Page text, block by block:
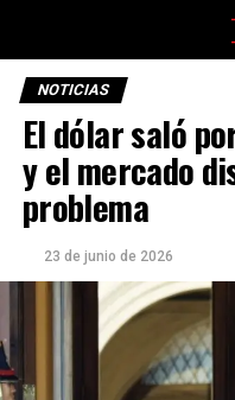
NOTICIAS
El dólar saló
y el mercado
problema
23 de junio de 2026